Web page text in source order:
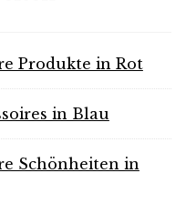
Produkte in Rot
in Blau
Schönheiten in